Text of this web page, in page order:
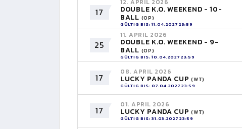
17 DOUBLE K.O. WEEKEND - 10-
BALL (OP)
GÜLTIG BIS: 11.04.2027 23:59
25
11. APRIL 2026
DOUBLE K.O. WEEKEND - 9-
BALL (OP)
GÜLTIG BIS: 10.04.2027 23:59
17
08. APRIL 2026
LUCKY PANDA CUP(WT)
GÜLTIG BIS: 07.04.2027 23:59
17
01. APRIL 2026
LUCKY PANDA CUP(WT)
GÜLTIG BIS: 31.03.2027 23:59